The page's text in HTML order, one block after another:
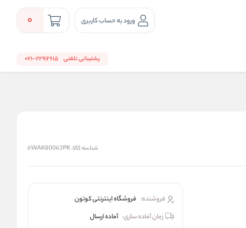
ورود به حساب کاربری 0
پشتیبانی تلفنی 22912615-021
شناسه کالا:6WAK80063PK
فروشنده: فروشگاه اینترنتی کوتون
زمان آماده سازی: آماده ارسال